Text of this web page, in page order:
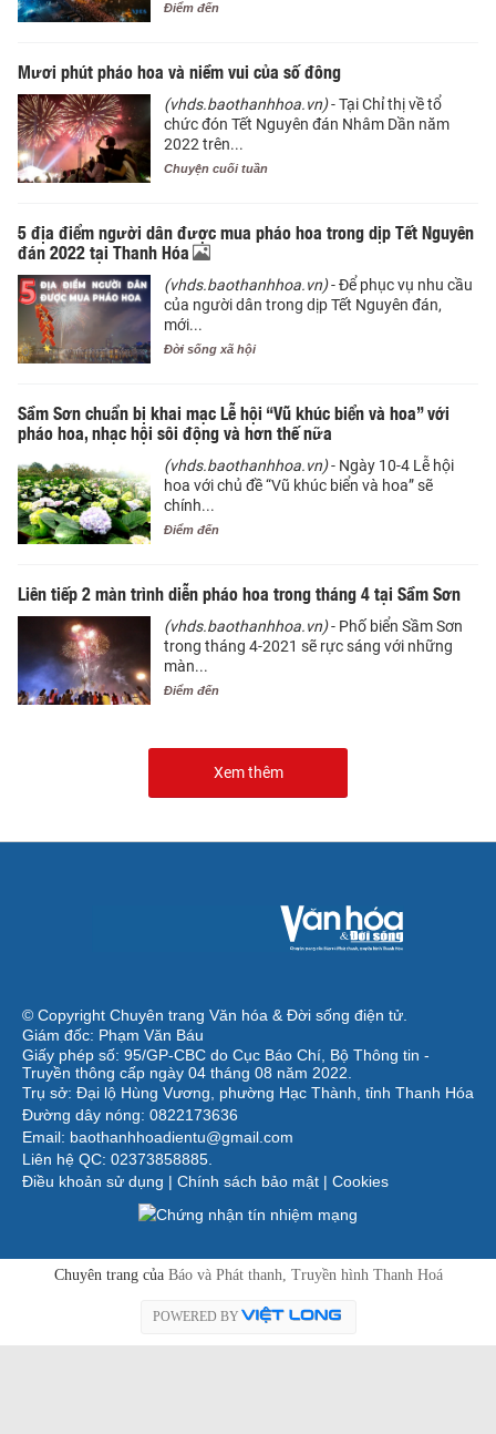
Điểm đến
Mươi phút pháo hoa và niềm vui của số đông
(vhds.baothanhhoa.vn)- Tại Chỉ thị về tổ
chức đón Tết Nguyên đán Nhâm Dần năm
2022 trên...
Chuyện cuối tuần
5 địa điểm người dân được mua pháo hoa trong dịp Tết Nguyên
đán 2022 tại Thanh Hóa
(vhds.baothanhhoa.vn)- Để phục vụ nhu cầu
của người dân trong dịp Tết Nguyên đán,
mới...
Đời sống xã hội
Sầm Sơn chuẩn bị khai mạc Lễ hội “Vũ khúc biển và hoa” với
pháo hoa, nhạc hội sôi động và hơn thế nữa
(vhds.baothanhhoa.vn)- Ngày 10-4 Lễ hội
hoa với chủ đề “Vũ khúc biển và hoa” sẽ
chính...
Điểm đến
Liên tiếp 2 màn trình diễn pháo hoa trong tháng 4 tại Sầm Sơn
(vhds.baothanhhoa.vn)- Phố biển Sầm Sơn
trong tháng 4-2021 sẽ rực sáng với những
màn...
Điểm đến
Xem thêm
© Copyright Chuyên trang Văn hóa & Đời sống điện tử.
Giám đốc: Phạm Văn Báu
Giấy phép số: 95/GP-CBC do Cục Báo Chí, Bộ Thông tin -
Truyền thông cấp ngày 04 tháng 08 năm 2022.
Trụ sở: Đại lộ Hùng Vương, phường Hạc Thành, tỉnh Thanh Hóa
Đường dây nóng: 0822173636
Email: baothanhhoadientu@gmail.com
Liên hệ QC: 02373858885.
Điều khoản sử dụng | Chính sách bảo mật | Cookies
Chuyên trang của Báo và Phát thanh, Truyền hình Thanh Hoá
POWERED BY